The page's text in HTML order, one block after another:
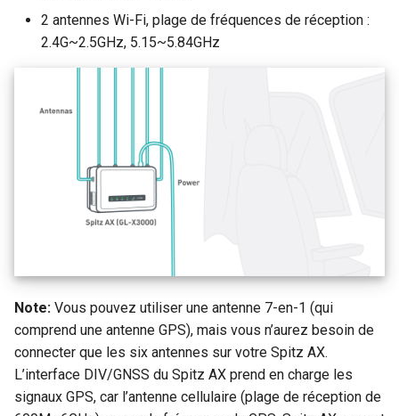
2 antennes Wi-Fi, plage de fréquences de réception :
2.4G~2.5GHz, 5.15~5.84GHz
Note: Vous pouvez utiliser une antenne 7-en-1 (qui
comprend une antenne GPS), mais vous n’aurez besoin de
connecter que les six antennes sur votre Spitz AX.
L’interface DIV/GNSS du Spitz AX prend en charge les
signaux GPS, car l’antenne cellulaire (plage de réception de